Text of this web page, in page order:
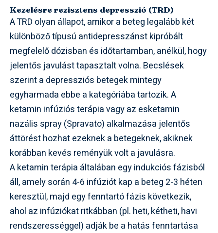
Kezelésre rezisztens depresszió (TRD)
A TRD olyan állapot, amikor a beteg legalább két
különböző típusú antidepresszánst kipróbált
megfelelő dózisban és időtartamban, anélkül, hogy
jelentős javulást tapasztalt volna. Becslések
szerint a depressziós betegek mintegy
egyharmada ebbe a kategóriába tartozik. A
ketamin infúziós terápia vagy az esketamin
nazális spray (Spravato) alkalmazása jelentős
áttörést hozhat ezeknek a betegeknek, akiknek
korábban kevés reményük volt a javulásra.
A ketamin terápia általában egy indukciós fázisból
áll, amely során 4-6 infúziót kap a beteg 2-3 héten
keresztül, majd egy fenntartó fázis következik,
ahol az infúziókat ritkábban (pl. heti, kétheti, havi
rendszerességgel) adják be a hatás fenntartása